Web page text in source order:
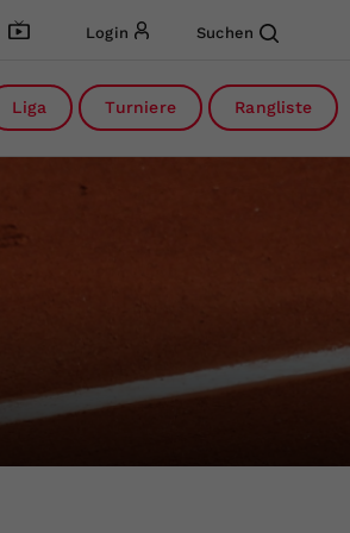
Login Suchen
Liga Turniere Rangliste